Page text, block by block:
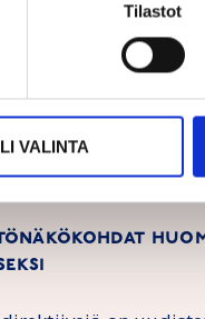
Tilastot
VALINTA
huomioon
pelkästään
pakollista ja
Euroopan
prosentissa